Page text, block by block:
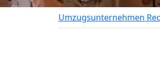
Umzugsunternehmen